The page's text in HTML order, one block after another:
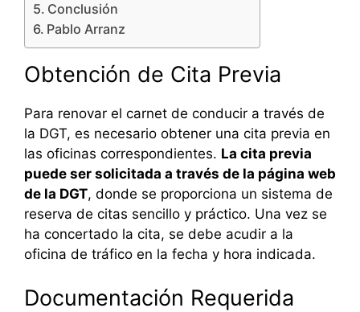
Conclusión
Pablo Arranz
Obtención de Cita Previa
Para renovar el carnet de conducir a través de
la DGT, es necesario obtener una cita previa en
las oficinas correspondientes. La cita previa
puede ser solicitada a través de la página web
de la DGT, donde se proporciona un sistema de
reserva de citas sencillo y práctico. Una vez se
ha concertado la cita, se debe acudir a la
oficina de tráfico en la fecha y hora indicada.
Documentación Requerida